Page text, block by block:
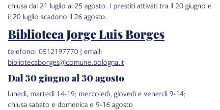
chiusa dal 21 luglio al 25 agosto. I prestiti attivati tra il 20 giugno e
il 20 luglio scadono il 26 agosto.
Biblioteca Jorge Luis Borges
telefono: 0512197770 | email:
bibliotecaborges@comune.bologna.it
Dal 30 giugno al 30 agosto
lunedì, martedì 14-19; mercoledì, giovedì e venerdì 9-14;
chiusa sabato e domenica e 9-16 agosto